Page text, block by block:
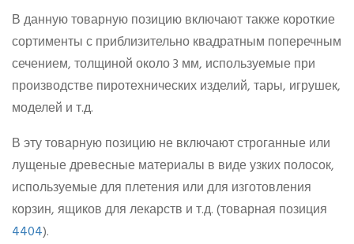
В данную товарную позицию включают также короткие
сортименты с приблизительно квадратным поперечным
сечением, толщиной около 3 мм, используемые при
производстве пиротехнических изделий, тары, игрушек,
моделей и т.д.
В эту товарную позицию не включают строганные или
лущеные древесные материалы в виде узких полосок,
используемые для плетения или для изготовления
корзин, ящиков для лекарств и т.д. (товарная позиция
4404).